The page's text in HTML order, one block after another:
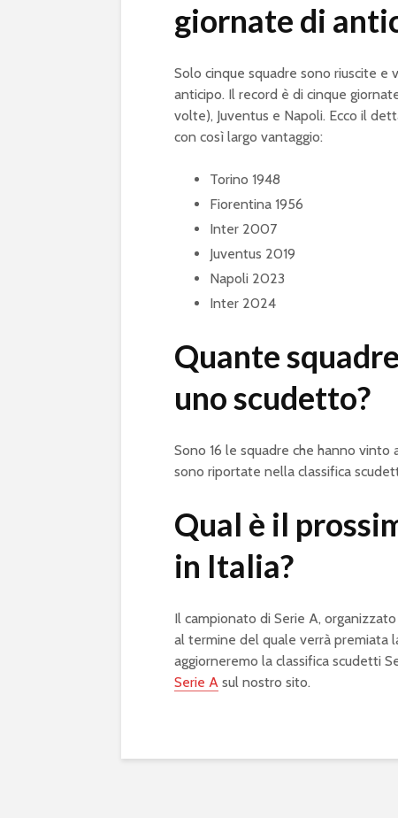
giornate di
Solo cinque squadre sono riuscite
anticipo. Il record è di cinque
volte), Juventus e Napoli. Ecco il
con così largo vantaggio:
Torino 1948
Fiorentina 1956
Inter 2007
Juventus 2019
Napoli 2023
Inter 2024
Quante
uno scudetto?
Sono 16 le squadre che hanno
sono riportate nella classifica
Qual è il
in Italia?
Il campionato di Serie A,
al termine del quale verrà premiata
aggiorneremo la classifica scudetti
Serie A sul nostro sito.